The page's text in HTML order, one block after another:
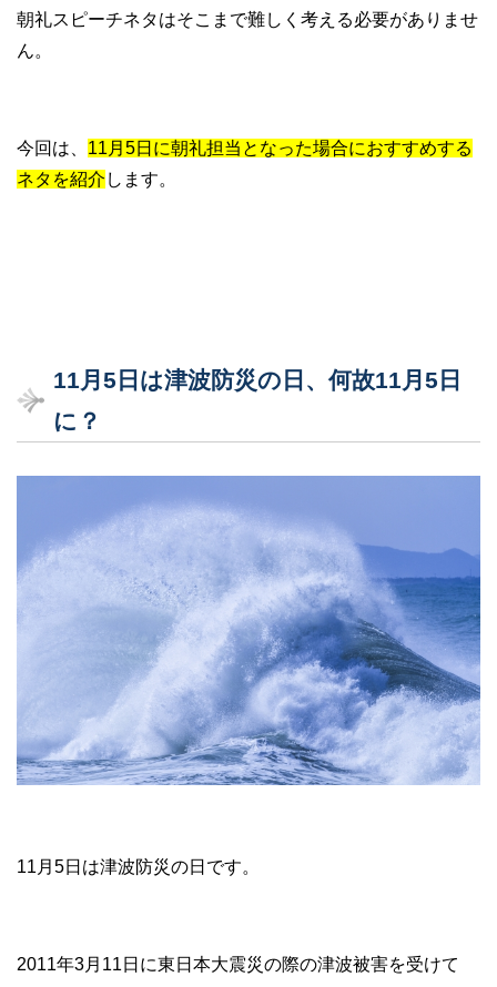
朝礼スピーチネタはそこまで難しく考える必要がありませ
ん。
今回は、 11月5日に朝礼担当となった場合におすすめする
ネタを紹介 します。
11月5日は津波防災の日、何故11月5日
に？
11月5日は津波防災の日です。
2011年3月11日に東日本大震災の際の津波被害を受けて